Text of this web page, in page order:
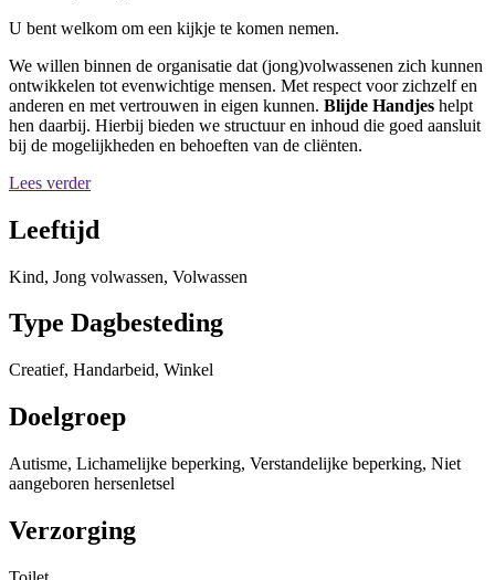
U bent welkom om een kijkje te komen nemen.
We willen binnen de organisatie dat (jong)volwassenen zich kunnen
ontwikkelen tot evenwichtige mensen. Met respect voor zichzelf en
anderen en met vertrouwen in eigen kunnen. Blijde Handjes helpt
hen daarbij. Hierbij bieden we structuur en inhoud die goed aansluit
bij de mogelijkheden en behoeften van de cliënten.
Lees verder
Leeftijd
Kind, Jong volwassen, Volwassen
Type Dagbesteding
Creatief, Handarbeid, Winkel
Doelgroep
Autisme, Lichamelijke beperking, Verstandelijke beperking, Niet
aangeboren hersenletsel
Verzorging